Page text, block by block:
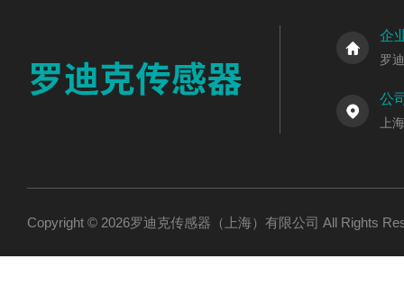
企
罗
公
上
Copyright © 2026罗迪克传感器（上海）有限公司 All Rights